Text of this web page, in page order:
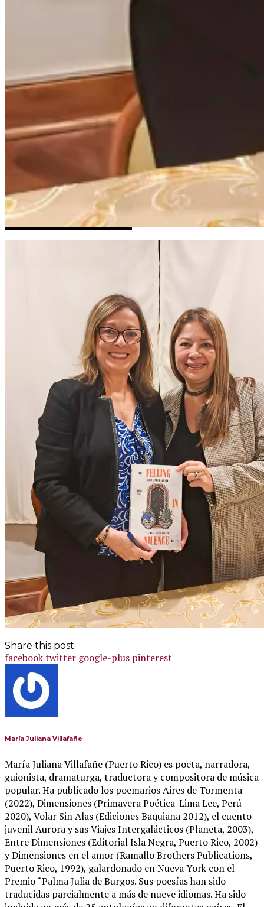
Share this post
facebooktwitter google-plus pinterest
María Juliana Villafañe
María Juliana Villafañe (Puerto Rico) es poeta, narradora,
guionista, dramaturga, traductora y compositora de música
popular. Ha publicado los poemarios Aires de Tormenta
(2022), Dimensiones (Primavera Poética-Lima Lee, Perú
2020), Volar Sin Alas (Ediciones Baquiana 2012), el cuento
juvenil Aurora y sus Viajes Intergalácticos (Planeta, 2003),
Entre Dimensiones (Editorial Isla Negra, Puerto Rico, 2002)
y Dimensiones en el amor (Ramallo Brothers Publications,
Puerto Rico, 1992), galardonado en Nueva York con el
Premio “Palma Julia de Burgos. Sus poesías han sido
traducidas parcialmente a más de nueve idiomas. Ha sido